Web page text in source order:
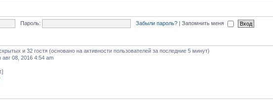
Пароль: Забыли пароль? | Запомнить меня
и 32 гостя (основано на активности пользователей за последние 5 минут)
08, 2016 4:54 am